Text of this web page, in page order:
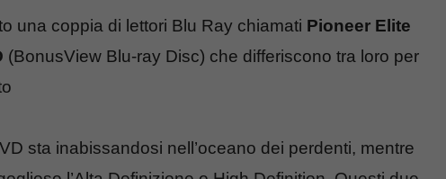
una coppia di lettori Blu Ray chiamati Pioneer Elite
(BonusView Blu-ray Disc) che differiscono tra loro per
sta inabissandosi nell’oceano dei perdenti, mentre